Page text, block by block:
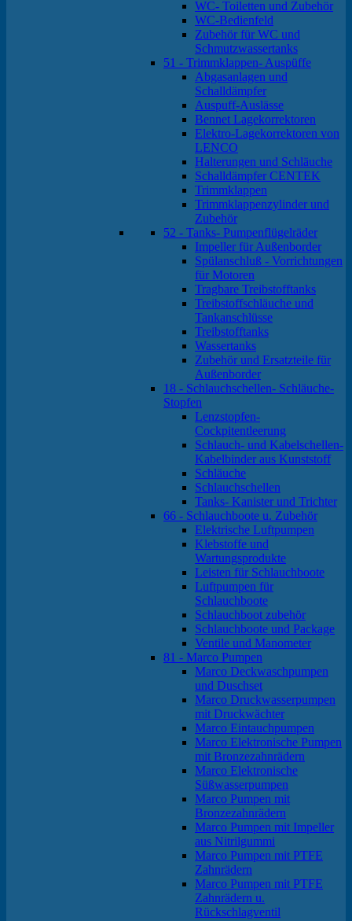
WC- Toiletten und Zubehör
WC-Bedienfeld
Zubehör für WC und
Schmutzwassertanks
51 - Trimmklappen- Auspüffe
Abgasanlagen und
Schalldämpfer
Auspuff-Auslässe
Bennet Lagekorrektoren
Elektro-Lagekorrektoren von
LENCO
Halterungen und Schläuche
Schalldämpfer CENTEK
Trimmklappen
Trimmklappenzylinder und
Zubehör
52 - Tanks- Pumpenflügelräder
Impeller für Außenborder
Spülanschluß - Vorrichtungen
für Motoren
Tragbare Treibstofftanks
Treibstoffschläuche und
Tankanschlüsse
Treibstofftanks
Wassertanks
Zubehör und Ersatzteile für
Außenborder
18 - Schlauchschellen- Schläuche-
Stopfen
Lenzstopfen-
Cockpitentleerung
Schlauch- und Kabelschellen-
Kabelbinder aus Kunststoff
Schläuche
Schlauchschellen
Tanks- Kanister und Trichter
66 - Schlauchboote u. Zubehör
Elektrische Luftpumpen
Klebstoffe und
Wartungsprodukte
Leisten für Schlauchboote
Luftpumpen für
Schlauchboote
Schlauchboot zubehör
Schlauchboote und Package
Ventile und Manometer
81 - Marco Pumpen
Marco Deckwaschpumpen
und Duschset
Marco Druckwasserpumpen
mit Druckwächter
Marco Eintauchpumpen
Marco Elektronische Pumpen
mit Bronzezahnrädern
Marco Elektronische
Süßwasserpumpen
Marco Pumpen mit
Bronzezahnrädern
Marco Pumpen mit Impeller
aus Nitrilgummi
Marco Pumpen mit PTFE
Zahnrädern
Marco Pumpen mit PTFE
Zahnrädern u.
Rückschlagventil